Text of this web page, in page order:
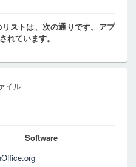
ストは、次の通りです。アプ
れています。
イル
Software